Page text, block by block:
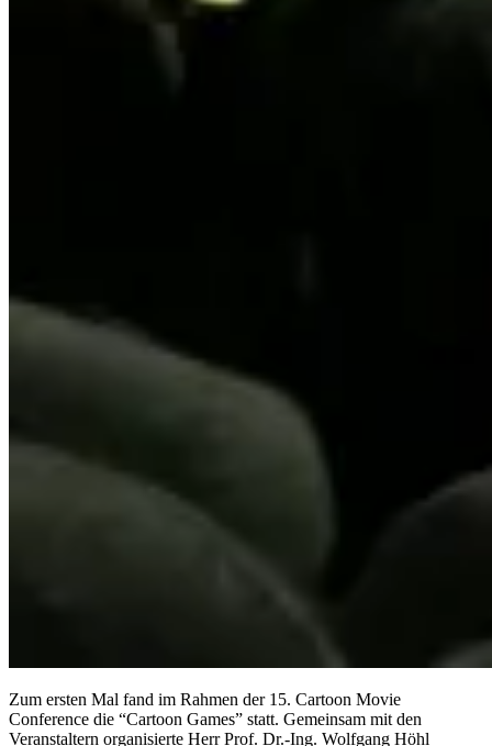
Zum ersten Mal fand im Rahmen der 15. Cartoon Movie
Conference die “Cartoon Games” statt. Gemeinsam mit den
Veranstaltern organisierte Herr Prof. Dr.-Ing. Wolfgang Höhl